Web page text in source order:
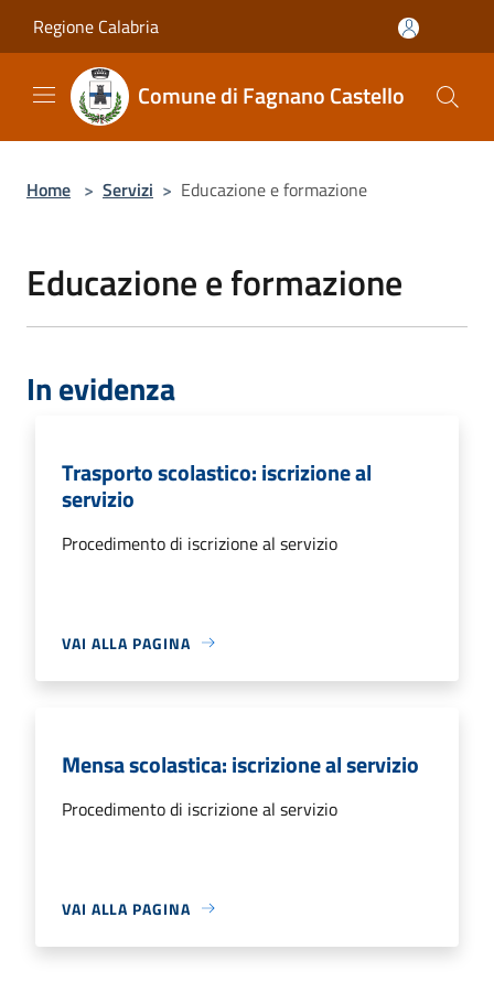
Regione Calabria
Comune di Fagnano Castello
Home > Servizi > Educazione e formazione
Educazione e formazione
In evidenza
Trasporto scolastico: iscrizione al
servizio
Procedimento di iscrizione al servizio
VAI ALLA PAGINA
Mensa scolastica: iscrizione al servizio
Procedimento di iscrizione al servizio
VAI ALLA PAGINA